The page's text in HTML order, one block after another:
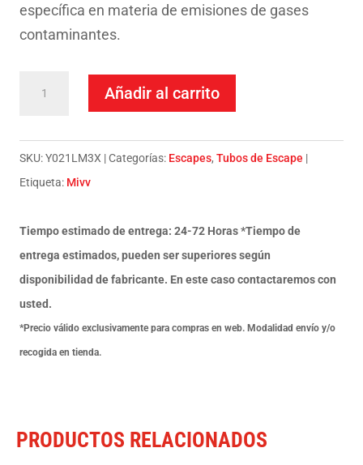
específica en materia de emisiones de gases
contaminantes.
On
Mk3
Steel
Yamaha
YZF
600
R6
2006-
Añadir al carrito
SKU:Y021LM3X Categorías: Escapes,Tubos de Escape
Etiqueta: Mivv
Tiempo estimado de entrega: 24-72 Horas *Tiempo de
entrega estimados, pueden ser superiores según
disponibilidad de fabricante. En este caso contactaremos con
usted.
*Precio válido exclusivamente para compras en web. Modalidad envío y/o
recogida en tienda.
PRODUCTOS RELACIONADOS